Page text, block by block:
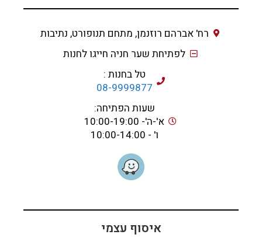
רח' אברהם רוזנמן, מתחם תנופורט, נתיבות
לפתיחת שער חניה חייגו לחנות
טל בחנות :
08-9999877
שעות הפתיחה:
א'-ה'- 10:00-19:00
ו' - 10:00-14:00
איסוף עצמי